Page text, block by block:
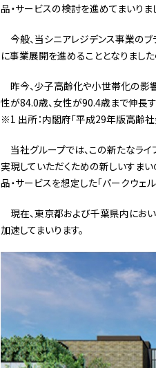
品・サービスの検討を進めてまいりま
今般、当シニアレジデンス事業の
に事業展開を進めることとなりました
昨今、少子高齢化や小世帯化の影
性が84.0歳、女性が90.4歳まで伸長
※1 出所：内閣府「平成29年版高齢社
当社グループでは、この新たなラ
実現していただくための新しいすま
品・サービスを想定した「パークウェ
現在、東京都および千葉県内にお
加速してまいります。